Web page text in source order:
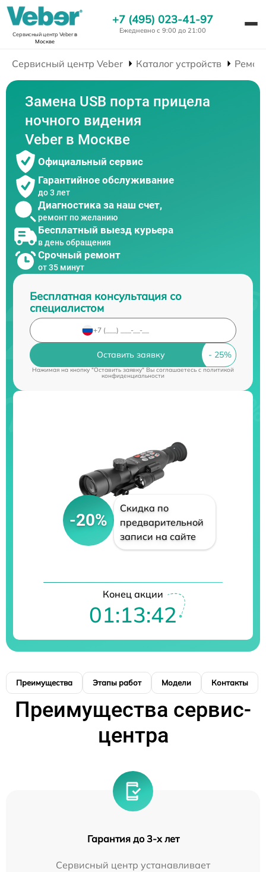
Сервисный центр Veberв
Москве
+7 (495) 023-41-97
Ежедневно с 9:00 до 21:00
Сервисный центр Veber Каталог устройств
Замена USB порта прицела
ночного видения
Veber в Москве
Официальный сервис
Гарантийное обслуживание
до 3 лет
Диагностика за наш счет,
ремонт по желанию
Бесплатный выезд курьера
в день обращения
Срочный ремонт
от 35 минут
Бесплатная консультация со
специалистом
Оставить заявку
Нажимая на кнопку "Оставить заявку" Вы соглашаетесь cполитикой
конфиденциальности
-20%
Скидка по
предварительной
записи на сайте
Конец акции
01:13:41
Преимущества Этапы работ Модели Контакты
Преимущества сервис-
центра
Гарантия до 3-х лет
Сервисный центр устанавливает